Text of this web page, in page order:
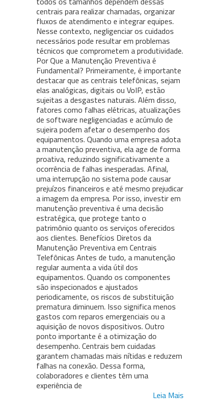
centrais para realizar chamadas, organizar
fluxos de atendimento e integrar equipes.
Nesse contexto, negligenciar os cuidados
necessários pode resultar em problemas
técnicos que comprometem a produtividade.
Por Que a Manutenção Preventiva é
Fundamental? Primeiramente, é importante
destacar que as centrais telefônicas, sejam
elas analógicas, digitais ou VoIP, estão
sujeitas a desgastes naturais. Além disso,
fatores como falhas elétricas, atualizações
de software negligenciadas e acúmulo de
sujeira podem afetar o desempenho dos
equipamentos. Quando uma empresa adota
a manutenção preventiva, ela age de forma
proativa, reduzindo significativamente a
ocorrência de falhas inesperadas. Afinal,
uma interrupção no sistema pode causar
prejuízos financeiros e até mesmo prejudicar
a imagem da empresa. Por isso, investir em
manutenção preventiva é uma decisão
estratégica, que protege tanto o
patrimônio quanto os serviços oferecidos
aos clientes. Benefícios Diretos da
Manutenção Preventiva em Centrais
Telefônicas Antes de tudo, a manutenção
regular aumenta a vida útil dos
equipamentos. Quando os componentes
são inspecionados e ajustados
periodicamente, os riscos de substituição
prematura diminuem. Isso significa menos
gastos com reparos emergenciais ou a
aquisição de novos dispositivos. Outro
ponto importante é a otimização do
desempenho. Centrais bem cuidadas
garantem chamadas mais nítidas e reduzem
falhas na conexão. Dessa forma,
colaboradores e clientes têm uma
experiência de
Leia Mais